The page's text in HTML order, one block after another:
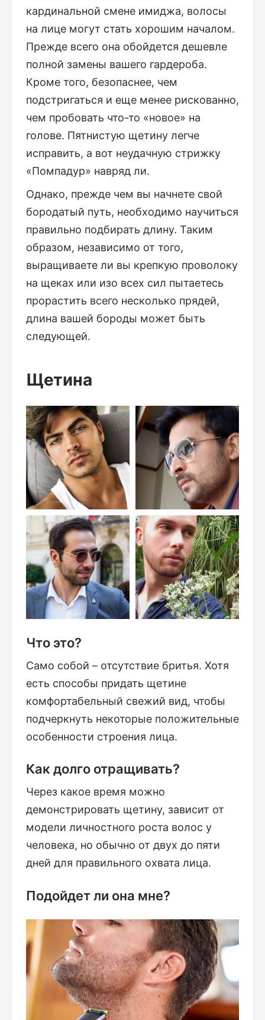
кардинальной смене имиджа, волосы
на лице могут стать хорошим началом.
Прежде всего она обойдется дешевле
полной замены вашего гардероба.
Кроме того, безопаснее, чем
подстригаться и еще менее рискованно,
чем пробовать что-то «новое» на
голове. Пятнистую щетину легче
исправить, а вот неудачную стрижку
«Помпадур» навряд ли.
Однако, прежде чем вы начнете свой
бородатый путь, необходимо научиться
правильно подбирать длину. Таким
образом, независимо от того,
выращиваете ли вы крепкую проволоку
на щеках или изо всех сил пытаетесь
прорастить всего несколько прядей,
длина вашей бороды может быть
следующей.
Щетина
Что это?
Само собой – отсутствие бритья. Хотя
есть способы придать щетине
комфортабельный свежий вид, чтобы
подчеркнуть некоторые положительные
особенности строения лица.
Как долго отращивать?
Через какое время можно
демонстрировать щетину, зависит от
модели личностного роста волос у
человека, но обычно от двух до пяти
дней для правильного охвата лица.
Подойдет ли она мне?